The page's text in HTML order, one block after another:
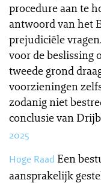
procedure aan te
antwoord van het
prejudiciële
voor de beslissing
tweede grond
voorzieningen
zodanig niet
conclusie van
2025
Hoge Raad Een
aansprakelijk